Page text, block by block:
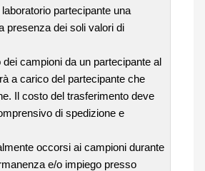
partecipante una
presenza dei soli valori di
dei campioni da un partecipante al
a carico del partecipante che
Il costo del trasferimento deve
di spedizione e
occorsi ai campioni durante
e/o impiego presso